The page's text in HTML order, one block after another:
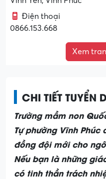
Điện thoại
0866.153.668
Xem
CHI TIẾT TUYỂN
Trường mầm non
Tự phường Vĩnh
đồng đội mới cho
Nếu bạn là những
có tinh thần trách